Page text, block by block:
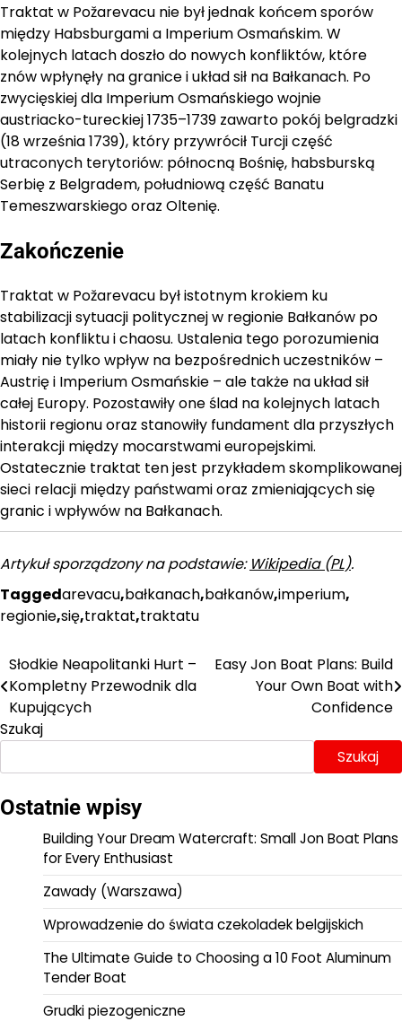
Traktat w Požarevacu nie był jednak końcem sporów
między Habsburgami a Imperium Osmańskim. W
kolejnych latach doszło do nowych konfliktów, które
znów wpłynęły na granice i układ sił na Bałkanach. Po
zwycięskiej dla Imperium Osmańskiego wojnie
austriacko-tureckiej 1735–1739 zawarto pokój belgradzki
(18 września 1739), który przywrócił Turcji część
utraconych terytoriów: północną Bośnię, habsburską
Serbię z Belgradem, południową część Banatu
Temeszwarskiego oraz Oltenię.
Zakończenie
Traktat w Požarevacu był istotnym krokiem ku
stabilizacji sytuacji politycznej w regionie Bałkanów po
latach konfliktu i chaosu. Ustalenia tego porozumienia
miały nie tylko wpływ na bezpośrednich uczestników –
Austrię i Imperium Osmańskie – ale także na układ sił
całej Europy. Pozostawiły one ślad na kolejnych latach
historii regionu oraz stanowiły fundament dla przyszłych
interakcji między mocarstwami europejskimi.
Ostatecznie traktat ten jest przykładem skomplikowanej
sieci relacji między państwami oraz zmieniających się
granic i wpływów na Bałkanach.
Artykuł sporządzony na podstawie: Wikipedia (PL).
Taggedarevacu,bałkanach,bałkanów,imperium,
regionie,się,traktat,traktatu
Nawigacja
wpisu
Słodkie Neapolitanki Hurt –
Kompletny Przewodnik dla
Kupujących
Easy Jon Boat Plans: Build
Your Own Boat with
Confidence
Szukaj
Szukaj
Ostatnie wpisy
Building Your Dream Watercraft: Small Jon Boat Plans
for Every Enthusiast
Zawady (Warszawa)
Wprowadzenie do świata czekoladek belgijskich
The Ultimate Guide to Choosing a 10 Foot Aluminum
Tender Boat
Grudki piezogeniczne